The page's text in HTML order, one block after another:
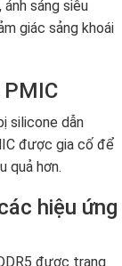
sáng siêu
giác sảng khoái
silicone dẫn
được gia cố để
quả hơn.
hiệu ứng
được trang